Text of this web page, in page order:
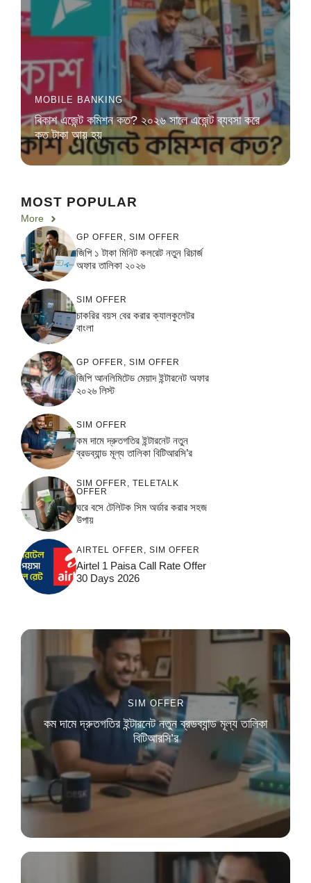
MOBILE BANKING
বিকাশ এজেন্ট কমিশন কত? ২০২৬ সালে এজেন্ট ব্যবসা করে
কত টাকা আয় হয়
MOST POPULAR
More
GP OFFER SIM OFFER
জিপি ১ টাকা মিনিট কলরেট নতুন রিচার্জ
অফার তালিকা ২০২৬
SIM OFFER
চাকরির বয়স বের করার ক্যালকুলেটর
বাংলা
GP OFFER SIM OFFER
জিপি আনলিমিটেড মেয়াদ ইন্টারনেট অফার
২০২৬ লিস্ট
SIM OFFER
কম দামে দ্রুতগতির ইন্টারনেট নতুন
ব্রডব্যান্ড মূল্য তালিকা বিটিআরসি’র
SIM OFFER
TELETALK
OFFER
ঘরে বসে টেলিটক সিম অর্ডার করার সহজ
উপায়
AIRTEL OFFER SIM OFFER
Airtel 1 Paisa Call Rate Offer
30 Days 2026
SIM OFFER
কম দামে দ্রুতগতির ইন্টারনেট নতুন ব্রডব্যান্ড মূল্য তালিকা
বিটিআরসি’র